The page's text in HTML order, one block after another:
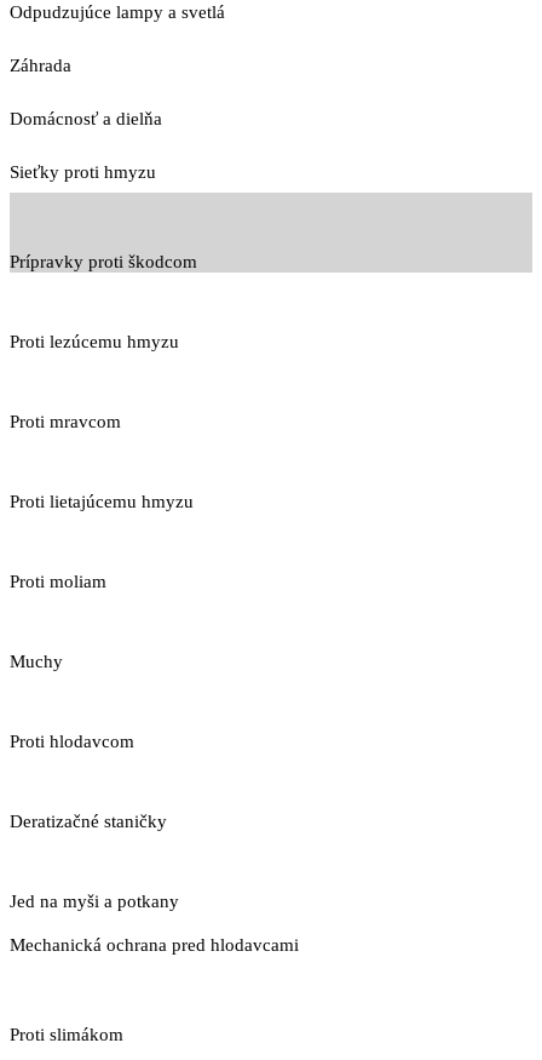
Odpudzujúce lampy a svetlá
Záhrada
Domácnosť a dielňa
Sieťky proti hmyzu
Prípravky proti škodcom
Proti lezúcemu hmyzu
Proti mravcom
Proti lietajúcemu hmyzu
Proti moliam
Muchy
Proti hlodavcom
Deratizačné staničky
Jed na myši a potkany
Mechanická ochrana pred hlodavcami
Proti slimákom